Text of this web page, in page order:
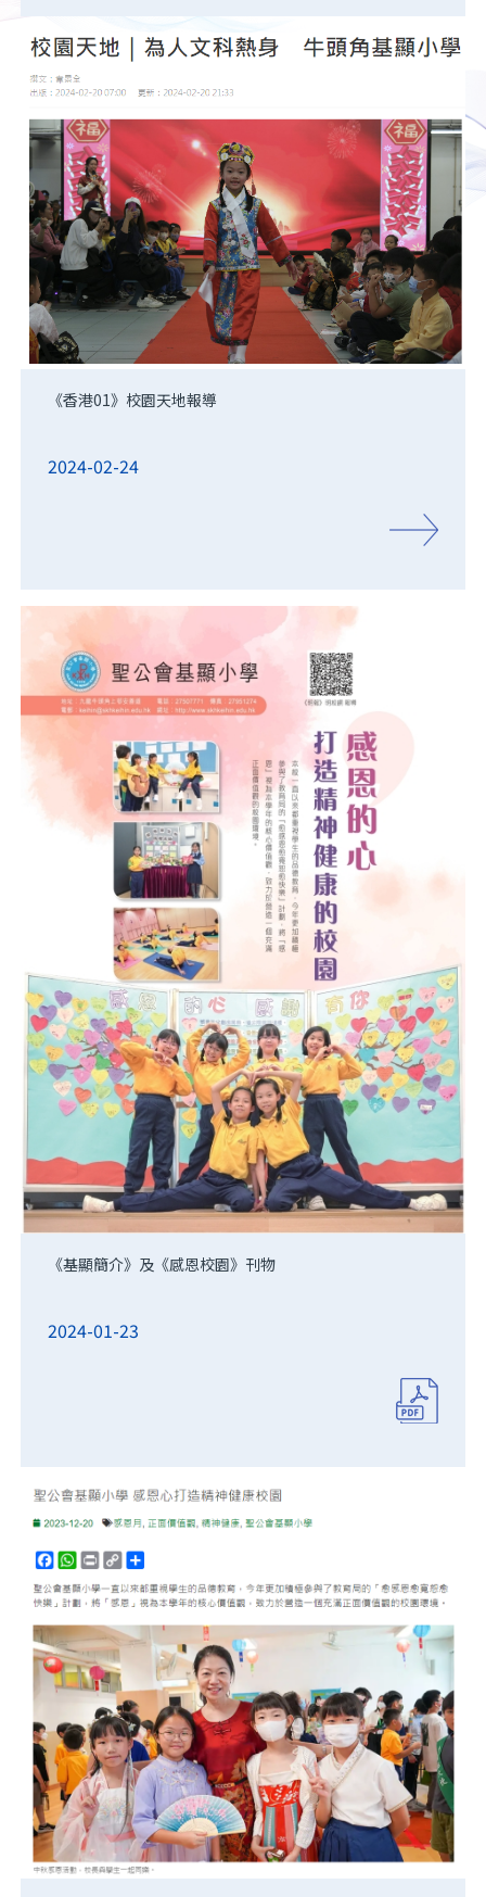
《香港01》校園天地報導
2024-02-24
《基顯簡介》及《感恩校園》刊物
2024-01-23